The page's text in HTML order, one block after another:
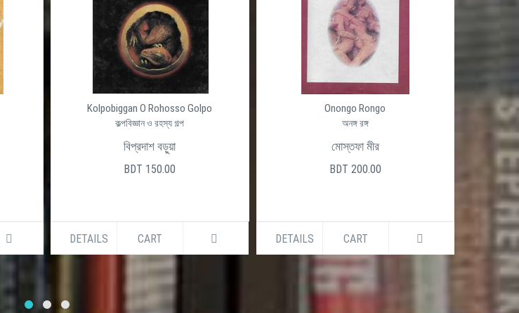
Kolpobiggan O Rohosso Golpo
কল্পবিজ্ঞান ও রহস্য গল্প
বিপ্রদাশ বড়ুয়া
BDT 150.00
DETAILS CART
Onongo Rongo
অনঙ্গ রঙ্গ
মোস্তফা মীর
BDT 200.00
DETAILS CART DETAILS